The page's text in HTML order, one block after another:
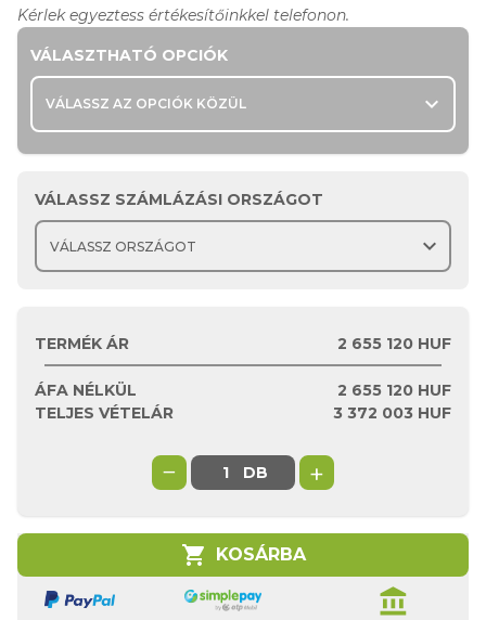
Kérlek egyeztess értékesítőinkkel telefonon.
VÁLASZTHATÓ OPCIÓK
VÁLASSZ AZ OPCIÓK KÖZÜL expand_more
VÁLASSZ SZÁMLÁZÁSI ORSZÁGOT
expand_more
TERMÉK ÁR 2 655 120 HUF
ÁFA NÉLKÜL 2 655 120 HUF
TELJES VÉTELÁR
3 372 003 HUF
− DB +
shopping_cart KOSÁRBA
account_balance